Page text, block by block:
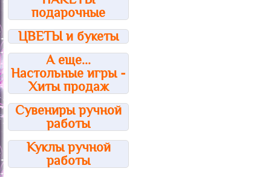
подарочные
ЦВЕТЫ и букеты
А еще...
Настольные игры -
Хиты продаж
Сувениры ручной
работы
Куклы ручной
работы